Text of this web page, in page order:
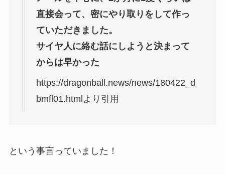
直接会って、密にやり取りをして作っ
ていただきました。
サイヤ人に絡む話にしようと決まって
からは早かった
https://dragonball.news/news/180422_d
bmfl01.htmlより引用
という事言っていました！